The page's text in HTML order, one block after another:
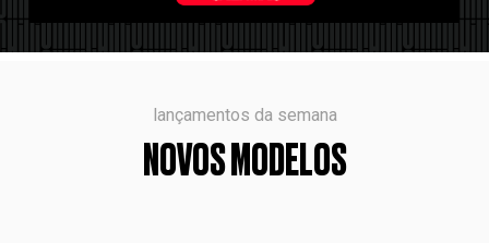
lançamentos da semana
NOVOS MODELOS